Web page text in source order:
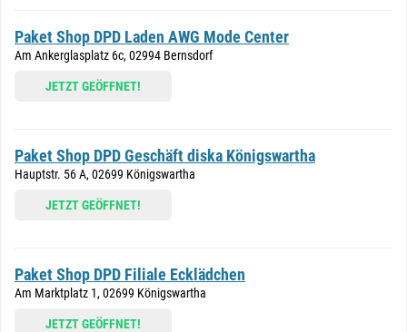
Paket Shop DPD Laden AWG Mode Center
Am Ankerglasplatz 6c, 02994 Bernsdorf
JETZT GEÖFFNET!
Paket Shop DPD Geschäft diska Königswartha
Hauptstr. 56 A, 02699 Königswartha
JETZT GEÖFFNET!
Paket Shop DPD Filiale Ecklädchen
Am Marktplatz 1, 02699 Königswartha
JETZT GEÖFFNET!